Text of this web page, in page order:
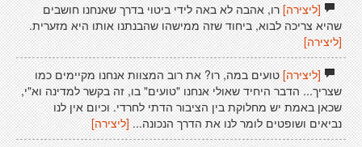
[ליצירה]רו, אהבה לא באה לידי ביטוי בדרך שאנחנו חושבים
שהיא צריכה לבוא, ביחוד שזה ממישהו שהבנתנו אותו היא מזערית.
[ליצירה]
[ליצירה]טועים במה, רו? את רוב המצוות אנחנו מקיימים כמו
שצריך... הדבר היחיד שאולי אנחנו "טועים" בו, זה בקשר למדינה וא"י,
שכאן באמת יש מחלוקת בין הציבור הדתי לחרדי. וכיום אין לנו
נביאים ושופטים לומר לנו את הדרך הנכונה... [ליצירה]